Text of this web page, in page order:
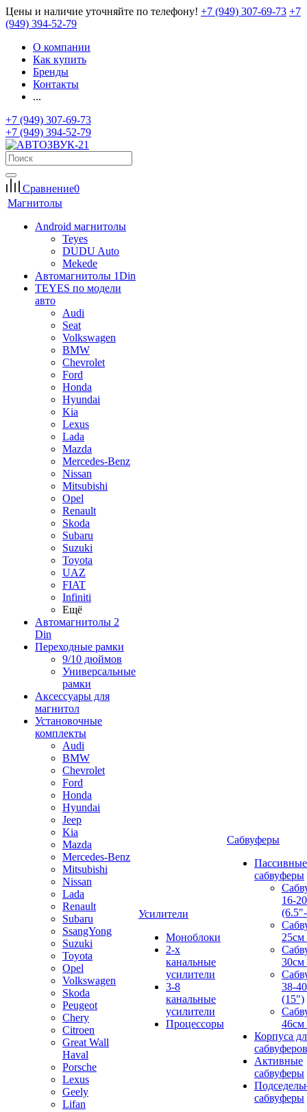
Цены и наличие уточняйте по телефону! +7 (949) 307-69-73 +7
(949) 394-52-79
О компании
Как купить
Бренды
Контакты
...
+7 (949) 307-69-73
+7 (949) 394-52-79
Сравнение0
Магнитолы
Android магнитолы
Teyes
DUDU Auto
Mekede
Автомагнитолы 1Din
TEYES по модели
авто
Audi
Seat
Volkswagen
BMW
Chevrolet
Ford
Honda
Hyundai
Kia
Lexus
Lada
Mazda
Mercedes-Benz
Nissan
Mitsubishi
Opel
Renault
Skoda
Subaru
Suzuki
Toyota
UAZ
FIAT
Infiniti
Ещё
Автомагнитолы 2
Din
Переходные рамки
9/10 дюймов
Универсальные
рамки
Аксессуары для
магнитол
Установочные
комплекты
Audi
BMW
Chevrolet
Ford
Honda
Hyundai
Jeep
Kia
Mazda
Mercedes-Benz
Mitsubishi
Nissan
Lada
Renault
Subaru
SsangYong
Suzuki
Toyota
Opel
Volkswagen
Skoda
Peugeot
Chery
Citroen
Great Wall
Haval
Porsche
Lexus
Geely
Lifan
Усилители
Моноблоки
2-х
канальные
усилители
3-8
канальные
усилители
Процессоры
Сабвуферы
Пассивные
сабвуферы
16-
30см
38-
(15")
46см
Корпуса
сабвуферов
Активные
сабвуферы
сабвуферы